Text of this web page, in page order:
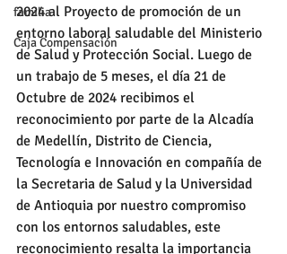
familia
Caja Compensación
2024 al Proyecto de promoción de un
entorno laboral saludable del Ministerio
de Salud y Protección Social. Luego de
un trabajo de 5 meses, el día 21 de
Octubre de 2024 recibimos el
reconocimiento por parte de la Alcadía
de Medellín, Distrito de Ciencia,
Tecnología e Innovación en compañía de
la Secretaria de Salud y la Universidad
de Antioquia por nuestro compromiso
con los entornos saludables, este
reconocimiento resalta la importancia